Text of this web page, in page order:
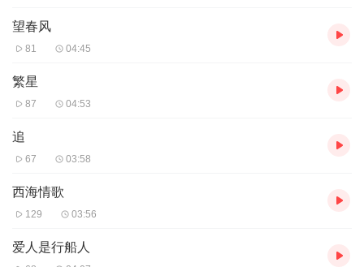
望春风
81 04:45
繁星
87 04:53
追
67 03:58
西海情歌
129 03:56
爱人是行船人